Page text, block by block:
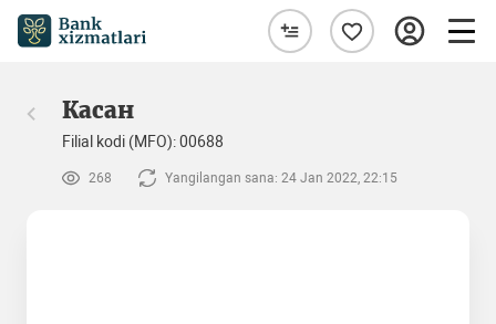
Касан
Filial kodi (MFO): 00688
268 Yangilangan sana: 24 Jan 2022, 22:15